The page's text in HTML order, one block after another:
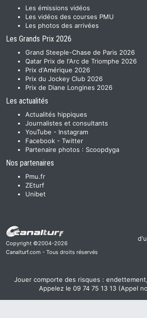
Les émissions vidéos
Les vidéos des courses PMU
Les photos des arrivées
Les Grands Prix 2026
Grand Steeple-Chase de Paris 2026
Qatar Prix de l'Arc de Triomphe 2026
Prix d'Amérique 2026
Prix du Jockey Club 2026
Prix de Diane Longines 2026
Les actualités
Actualités hippiques
Journalistes et consultants
YouTube - Instagram
Facebook - Twitter
Partenaire photos : Scoopdyga
Nos partenaires
Pmu.fr
ZEturf
Unibet
Copyright ©2004-2026
Canalturf.com - Tous droits réservés
Jouer comporte des risques :
Appelez le 09 74 75 13 13 (Appel